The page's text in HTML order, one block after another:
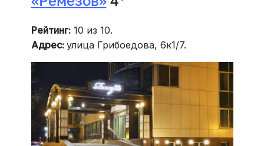
Рейтинг:10 из 10.
Адрес: улица Грибоедова, 6к1/7.